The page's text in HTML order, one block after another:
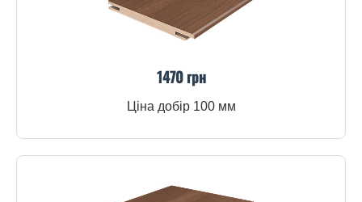
1470 грн
Ціна добір 100 мм